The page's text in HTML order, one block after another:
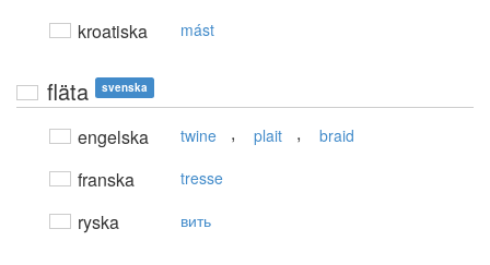
kroatiska mást
fläta svenska
engelska twine , plait , braid
franska tresse
ryska вить